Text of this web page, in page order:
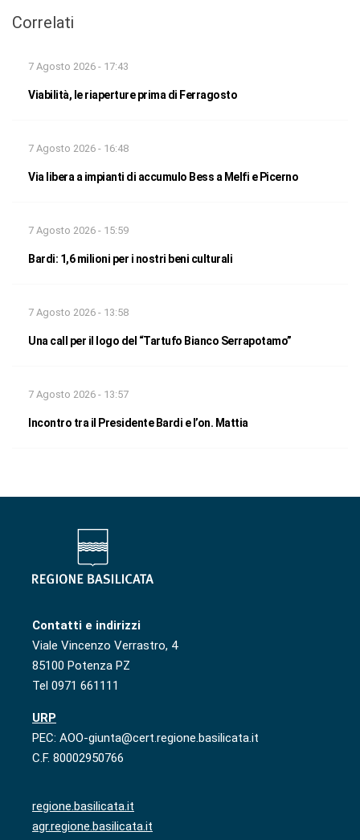
Correlati
7 Agosto 2026 - 17:43
Viabilità, le riaperture prima di Ferragosto
7 Agosto 2026 - 16:48
Via libera a impianti di accumulo Bess a Melfi e Picerno
7 Agosto 2026 - 15:59
Bardi: 1,6 milioni per i nostri beni culturali
7 Agosto 2026 - 13:58
Una call per il logo del “Tartufo Bianco Serrapotamo”
7 Agosto 2026 - 13:57
Incontro tra il Presidente Bardi e l’on. Mattia
Contatti e indirizzi
Viale Vincenzo Verrastro, 4
85100 Potenza PZ
Tel 0971 661111
URP
PEC: AOO-giunta@cert.regione.basilicata.it
C.F. 80002950766
regione.basilicata.it
agr.regione.basilicata.it